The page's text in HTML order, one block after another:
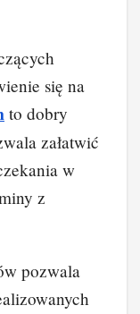
się na
to dobry
załatwić
w
z
pozwala